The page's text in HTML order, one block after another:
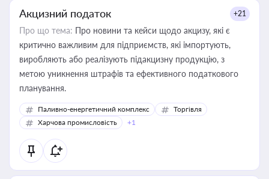
Акцизний податок +21
Про що тема: Про новини та кейси щодо акцизу, які є
критично важливим для підприємств, які імпортують,
виробляють або реалізують підакцизну продукцію, з
метою уникнення штрафів та ефективного податкового
планування.
Паливно-енергетичний комплекс
Торгівля
Харчова промисловість
+1